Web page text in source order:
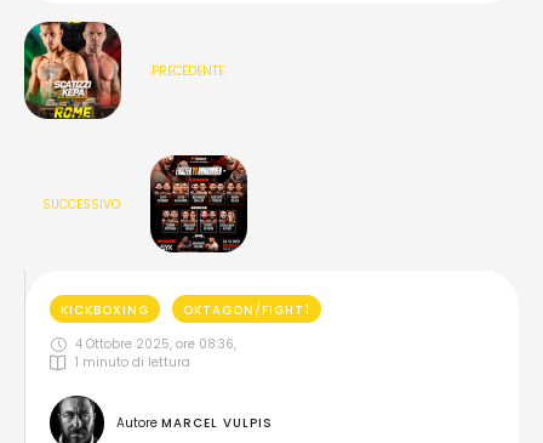
PRECEDENTE
SUCCESSIVO
KICKBOXING
OKTAGON/FIGHT1
4 Ottobre 2025, ore 08:36,
1 minuto di lettura
Autore MARCEL VULPIS